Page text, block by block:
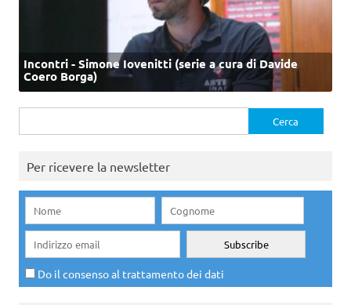
Incontri - Simone Iovenitti (serie a cura di Davide
Coero Borga)
per:
Per ricevere la newsletter
Do il consenso al trattamento dei dati